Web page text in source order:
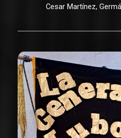
Cesar Martínez,